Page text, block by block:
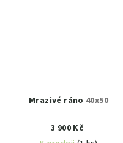
Mrazivé ráno 40x50
3 900 Kč